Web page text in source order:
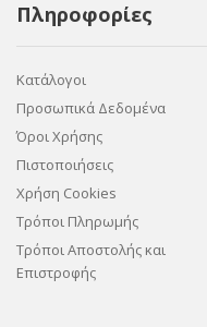
Πληροφορίες
Κατάλογοι
Προσωπικά Δεδομένα
Όροι Χρήσης
Πιστοποιήσεις
Χρήση Cookies
Τρόποι Πληρωμής
Τρόποι Αποστολής και
Επιστροφής